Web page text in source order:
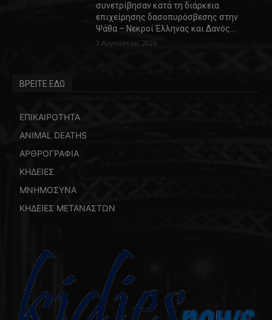
συνετρίβησαν κατά τη διάρκεια
επιχείρησης δασοπυρόσβεσης στην
Ψάθα – Νεκροί Έλληνας και Δανός…
3 Αυγούστου, 2026
ΒΡΕΙΤΕ ΕΔΩ
ΕΠΙΚΑΙΡΟΤΗΤΑ
ANIMAL DEATHS
ΑΡΘΡΟΓΡΑΦΙΑ
ΚΗΔΕΙΕΣ
ΜΝΗΜΟΣΥΝΑ
ΚΗΔΕΙΕΣ ΜΕΤΑΝΑΣΤΩΝ